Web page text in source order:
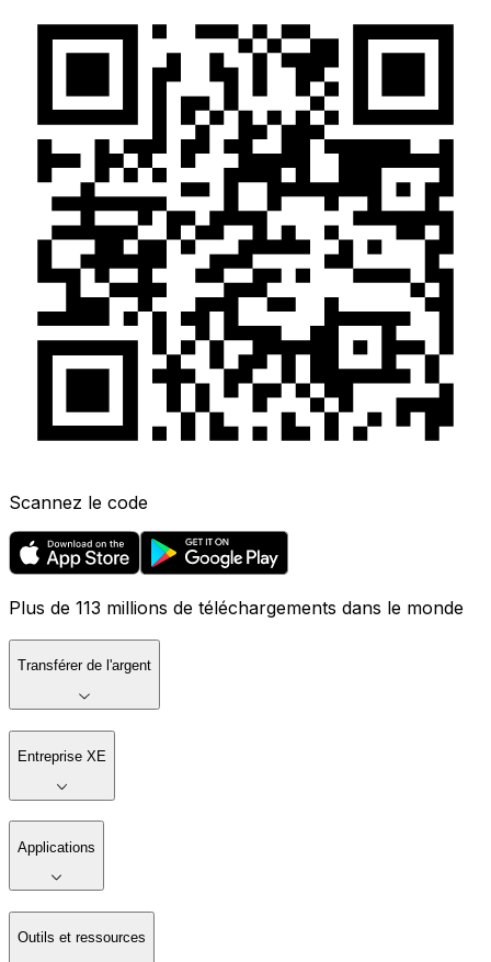
Scannez le code
Plus de 113 millions de téléchargements dans le monde
Transférer de l'argent
Entreprise XE
Applications
Outils et ressources